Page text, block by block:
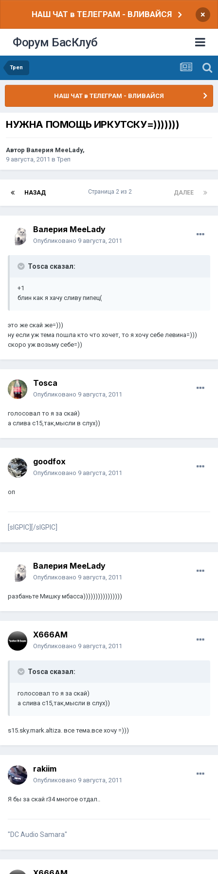
НАШ ЧАТ в ТЕЛЕГРАМ - ВЛИВАЙСЯ ×
Форум БасКлуб
Треп
НАШ ЧАТ в ТЕЛЕГРАМ - ВЛИВАЙСЯ
НУЖНА ПОМОЩЬ ИРКУТСКУ=)))))))
Автор Валерия MeeLady,
9 августа, 2011 в Треп
НАЗАД ДАЛЕЕ
Страница 2 из 2
Валерия MeeLady
Опубликовано 9 августа, 2011
Tosca сказал:
+1
блин как я хачу сливу пипец(
это же скай же=)))
ну если уж тема пошла кто что хочет, то я хочу себе левина=)))
скоро уж возьму себе=))
Tosca
Опубликовано 9 августа, 2011
голосовал то я за скай)
а слива с15,так,мысли в слух))
goodfox
Опубликовано 9 августа, 2011
оп
[sIGPIC][/sIGPIC]
Валерия MeeLady
Опубликовано 9 августа, 2011
разбаньте Мишку мбасса))))))))))))))))
X666AM
Опубликовано 9 августа, 2011
Tosca сказал:
голосовал то я за скай)
а слива с15,так,мысли в слух))
s15.sky.mark.altiza. все тема.все хочу =)))
rakiim
Опубликовано 9 августа, 2011
Я бы за скай r34 многое отдал..
"DC Audio Samara"